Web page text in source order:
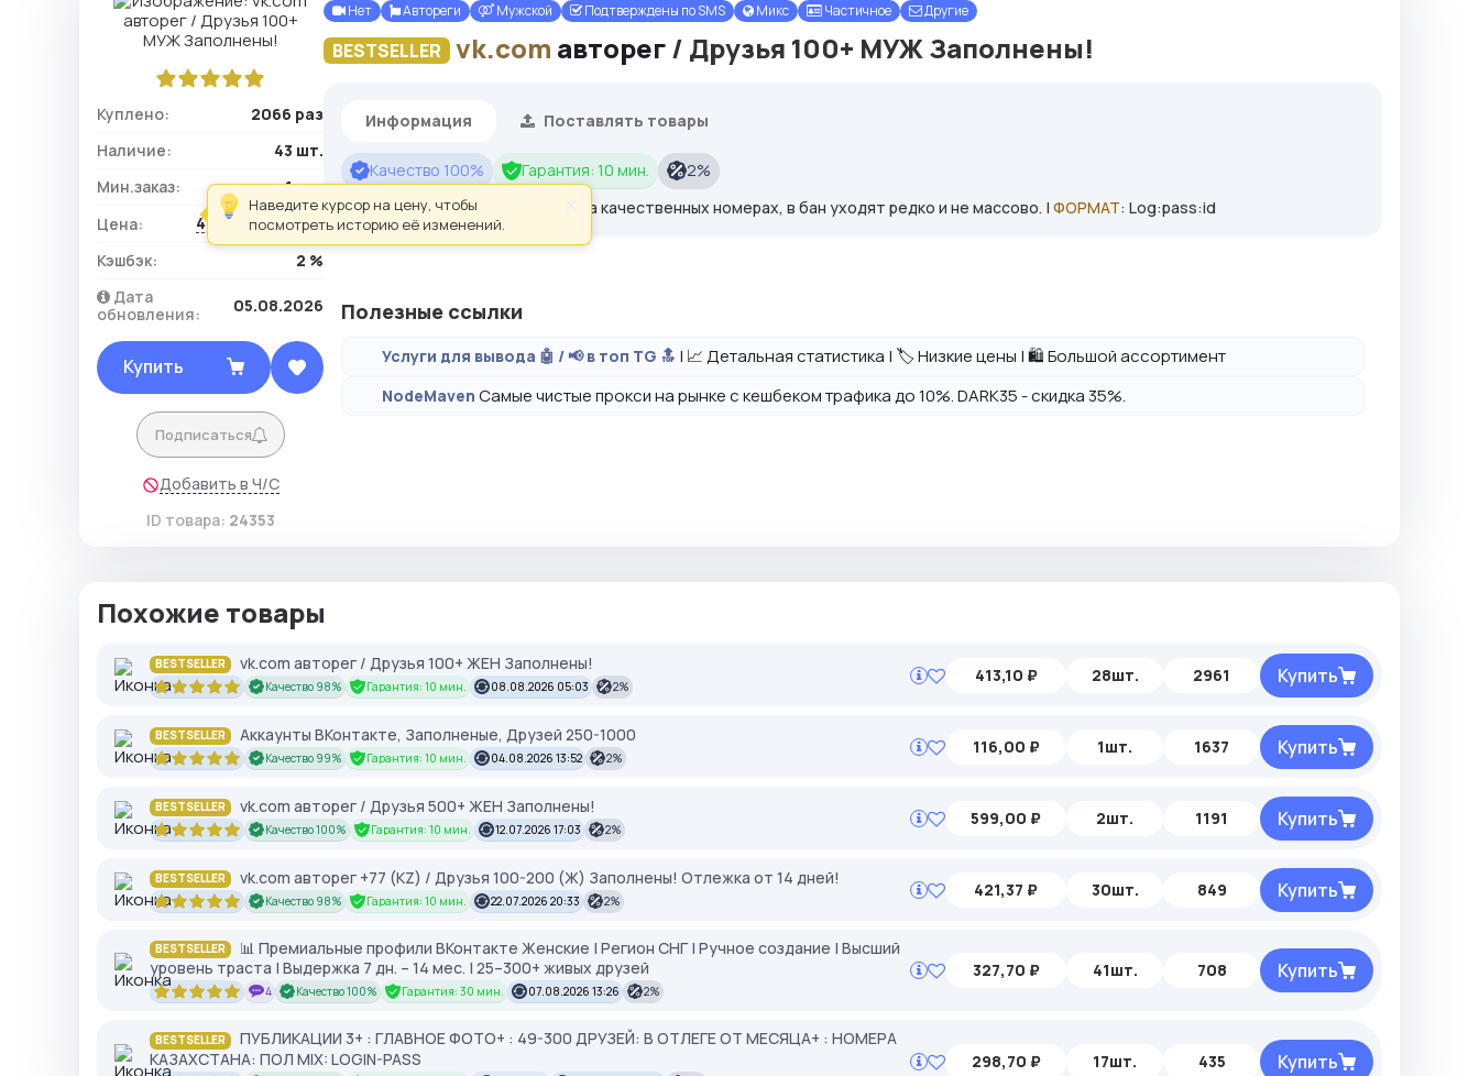
Куплено:
2066 раз
Наличие:
43 шт.
Мин.заказ:
1 шт.
Цена:
413,10 ₽ / шт.
Кэшбэк:
2 %
Дата
обновления:
05.08.2026
Купить
Подписаться
Добавить в Ч/С
ID товара: 24353
Нет Автореги Мужской Подтверждены по SMS Микс Частичное Другие
BESTSELLER vk.com авторег/ Друзья 100+ МУЖ Заполнены!
Информация Поставлять товары
Качество 100% Гарантия: 10 мин.
2%
Мужские аккаунты с друзьями, на качественных номерах, в бан уходят редко и не массово. | ФОРМАТ: Log:pass:id
Полезные ссылки
Услуги для вывода 🤖 / 📢 в топ TG 🔝 | 📈 Детальная статистика | 🏷️ Низкие цены | 🛍️ Большой ассортимент
NodeMaven Самые чистые прокси на рынке с кешбеком трафика до 10%. DARK35 - скидка 35%.
Похожие товары
BESTSELLER vk.com авторег / Друзья 100+ ЖЕН Заполнены!
Качество 98% Гарантия: 10 мин. 08.08.2026 05:03 2%
413,10 ₽ 28шт. 2961 Купить
BESTSELLER Аккаунты ВКонтакте, Заполненые, Друзей 250-1000
Качество 99% Гарантия: 10 мин. 04.08.2026 13:52 2%
116,00 ₽ 1шт. 1637 Купить
BESTSELLER vk.com авторег / Друзья 500+ ЖЕН Заполнены!
Качество 100% Гарантия: 10 мин. 12.07.2026 17:03 2%
599,00 ₽ 2шт. 1191 Купить
BESTSELLER vk.com авторег +77 (KZ) / Друзья 100-200 (Ж) Заполнены! Отлежка от 14 дней!
Качество 98% Гарантия: 10 мин. 22.07.2026 20:33 2%
421,37 ₽ 30шт. 849 Купить
BESTSELLER
📊 Премиальные профили ВКонтакте Женские | Регион СНГ | Ручное создание | Высший
уровень траста | Выдержка 7 дн. – 14 мес. | 25–300+ живых друзей
4 Качество 100% Гарантия: 30 мин. 07.08.2026 13:26 2%
327,70 ₽ 41шт. 708 Купить
BESTSELLER
ПУБЛИКАЦИИ 3+ : ГЛАВНОЕ ФОТО+ : 49-300 ДРУЗЕЙ: В ОТЛЕГЕ ОТ МЕСЯЦА+ : НОМЕРА
КАЗАХСТАНА: ПОЛ MIX: LOGIN-PASS
298,70 ₽ 17шт. 435 Купить
Наведите курсор на цену, чтобы
посмотреть историю её изменений.